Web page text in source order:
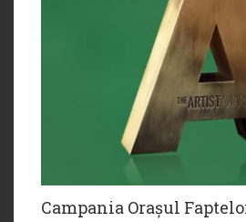
Campania Orașul